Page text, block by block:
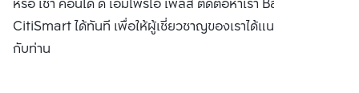
CitiSmart ได้ทันที เพื่อให้ผู้เชี่ยวชาญของเราได้แนะนำคอนโดให้
กับท่าน